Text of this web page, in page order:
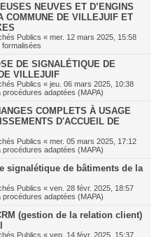
NEUVES ET D’ENGINS
COMMUNE DE VILLEJUIF ET
Publics « mer. 12 mars 2025, 15:58
DE SIGNALÉTIQUE DE
VILLEJUIF
Publics « jeu. 06 mars 2025, 10:38
adaptées (MAPA)
COMPLETS À USAGE
D'ACCUEIL DE
Publics « mer. 05 mars 2025, 17:12
adaptées (MAPA)
signalétique de bâtiments de la
Publics « ven. 28 févr. 2025, 18:57
adaptées (MAPA)
(gestion de la relation client)
Publics « ven. 14 févr. 2025, 15:37